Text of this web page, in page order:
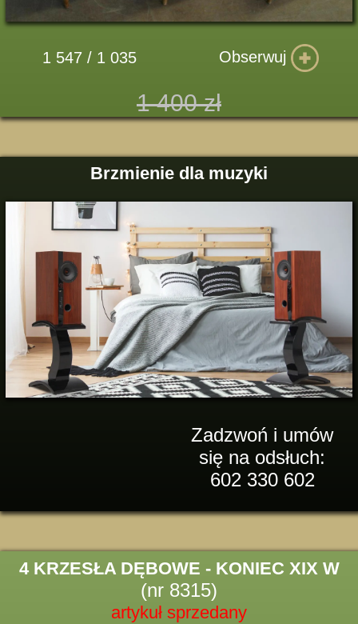
1 547 / 1 035 Obserwuj
1 400 zł
Brzmienie dla muzyki
Zadzwoń i umów
się na odsłuch:
602 330 602
4 KRZESŁA DĘBOWE - KONIEC XIX W
(nr 8315)
artykuł sprzedany